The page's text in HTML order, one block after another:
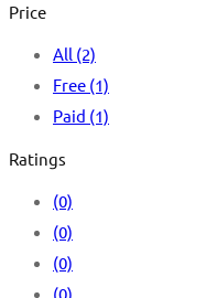
Price
All (2)
Free (1)
Paid (1)
Ratings
(0)
(0)
(0)
(0)